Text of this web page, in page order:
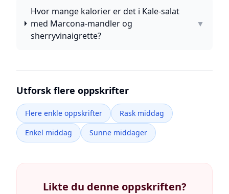
Hvor mange kalorier er det i Kale-salat
med Marcona-mandler og
sherryvinaigrette?
▼
Utforsk flere oppskrifter
Flere enkle oppskrifter
Rask middag
Enkel middag
Sunne middager
Likte du denne oppskriften?